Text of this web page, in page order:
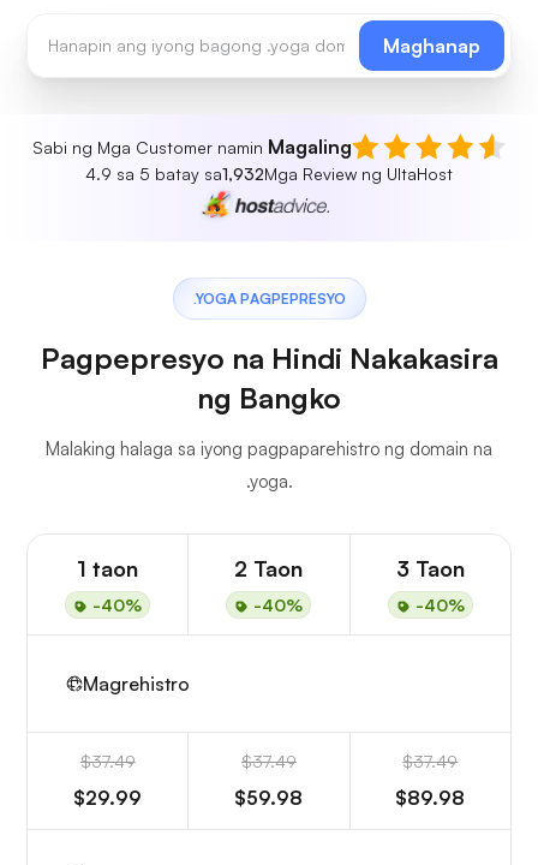
Maghanap
Sabi ng Mga Customer namin Magaling
4.9 sa 5 batay sa1,932Mga Review ng UltaHost
.YOGA PAGPEPRESYO
Pagpepresyo na Hindi Nakakasira
ng Bangko
Malaking halaga sa iyong pagpaparehistro ng domain na
.yoga.
1 taon
-40%
2 Taon
-40%
3 Taon
-40%
Magrehistro
$37.49
$29.99
$37.49
$59.98
$37.49
$89.98